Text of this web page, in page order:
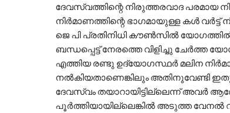
ദേവസ്വത്തിന്റെ നിരുത്തരവാദ പരമായ
നിർമാണത്തിന്റെ ഭാഗമായുള്ള കൾ വർട്ട്
ജെ പി പ്രതിനിധി കൗൺസിൽ
ബന്ധപ്പെട്ട് നേരത്തെ വിളിച്ചു ചേർത്ത
എത്തിയ രണ്ടു ഉദ്യോഗസ്ഥർ മലിന
നൽകിയതാണെങ്കിലും അതിനുവേണ്ടി
ദേവസ്വം തയാറായിട്ടില്ലെന്ന് അവർ
പൂർത്തിയായില്ലെങ്കിൽ അടുത്ത വേനൽ